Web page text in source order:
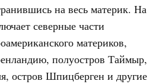
на весь материк. На
северные части
материков,
полуостров Таймыр,
остров Шпицберген и другие